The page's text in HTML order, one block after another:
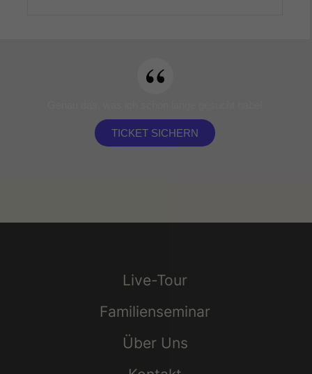
TICKET SICHERN
Live-Tour
Familienseminar
Über Uns